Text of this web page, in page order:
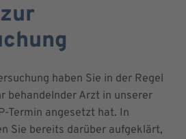
haben Sie in der Regel
behandelnder Arzt in unserer
Termin angesetzt hat. In
Sie bereits darüber aufgeklärt,